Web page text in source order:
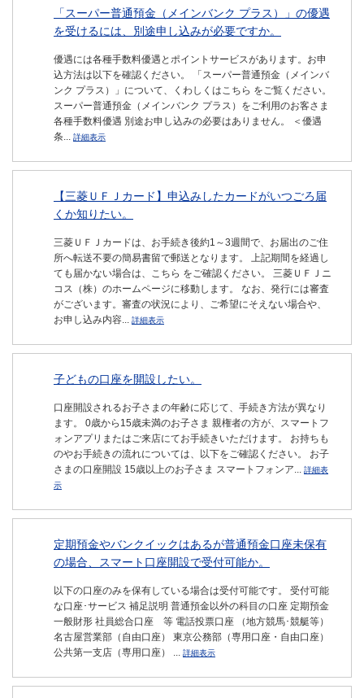
「スーパー普通預金（メインバンク プラス）」の優遇
を受けるには、別途申し込みが必要ですか。
優遇には各種手数料優遇とポイントサービスがあります。お申
込方法は以下を確認ください。 「スーパー普通預金（メインバ
ンク プラス）」について、くわしくはこちら をご覧ください。
スーパー普通預金（メインバンク プラス）をご利用のお客さま
各種手数料優遇 別途お申し込みの必要はありません。 ＜優遇
条... 詳細表示
【三菱ＵＦＪカード】申込みしたカードがいつごろ届
くか知りたい。
三菱ＵＦＪカードは、お手続き後約1～3週間で、お届出のご住
所へ転送不要の簡易書留で郵送となります。 上記期間を経過し
ても届かない場合は、こちら をご確認ください。 三菱ＵＦＪニ
コス（株）のホームページに移動します。 なお、発行には審査
がございます。審査の状況により、ご希望にそえない場合や、
お申し込み内容... 詳細表示
子どもの口座を開設したい。
口座開設されるお子さまの年齢に応じて、手続き方法が異なり
ます。 0歳から15歳未満のお子さま 親権者の方が、スマートフ
ォンアプリまたはご来店にてお手続きいただけます。 お持ちも
のやお手続きの流れについては、以下をご確認ください。 お子
さまの口座開設 15歳以上のお子さま スマートフォンア... 詳細表
示
定期預金やバンクイックはあるが普通預金口座未保有
の場合、スマート口座開設で受付可能か。
以下の口座のみを保有している場合は受付可能です。 受付可能
な口座･サービス 補足説明 普通預金以外の科目の口座 定期預金
一般財形 社員総合口座 等 電話投票口座 （地方競馬･競艇等）
名古屋営業部（自由口座） 東京公務部（専用口座・自由口座）
公共第一支店（専用口座） ... 詳細表示